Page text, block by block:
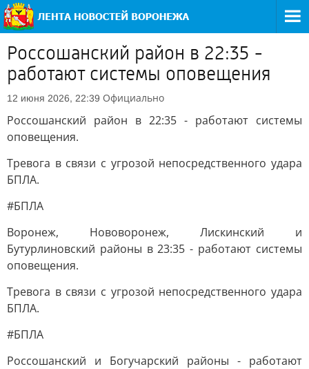
Россошанский район в 22:35 -
работают системы оповещения
12 июня 2026, 22:39 Официально
Россошанский район в 22:35 - работают системы
оповещения.
Тревога в связи с угрозой непосредственного удара
БПЛА.
#БПЛА
Воронеж, Нововоронеж, Лискинский и
Бутурлиновский районы в 23:35 - работают системы
оповещения.
Тревога в связи с угрозой непосредственного удара
БПЛА.
#БПЛА
Россошанский и Богучарский районы - работают